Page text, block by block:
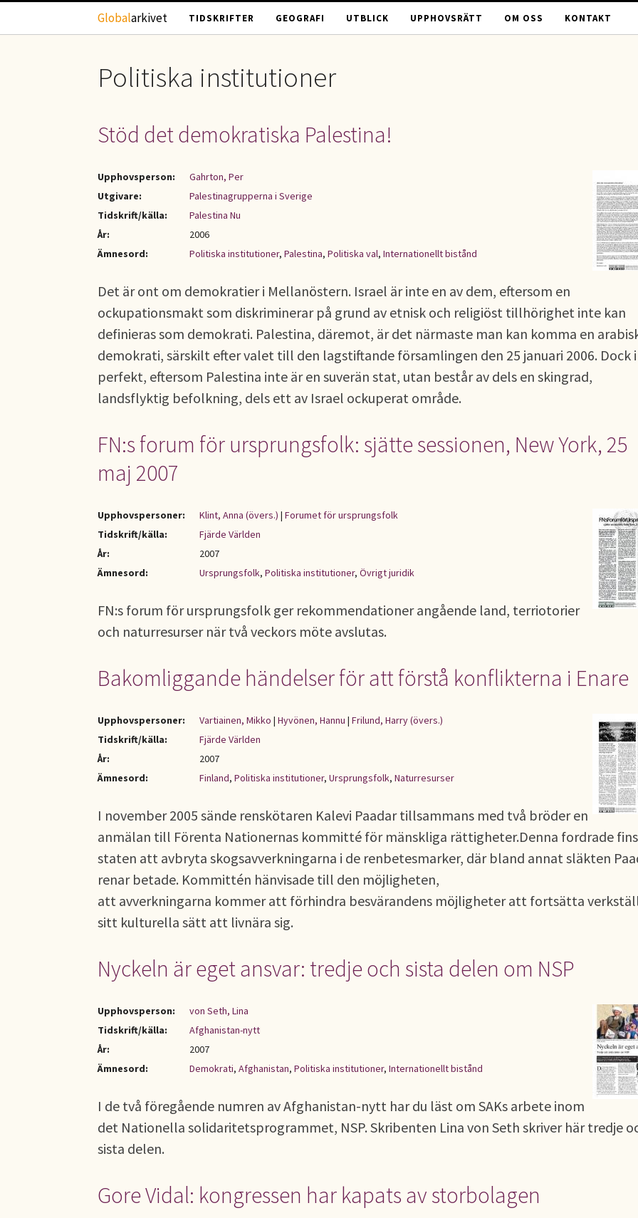
Hoppa till huvudinnehåll
Globalarkivet TIDSKRIFTER GEOGRAFI UTBLICK UPPHOVSRÄTT OM OSS KONTAKT
Politiska institutioner
Stöd det demokratiska Palestina!
Upphovsperson:
Gahrton, Per
Utgivare:
Palestinagrupperna i Sverige
Tidskrift/källa:
Palestina Nu
År:
2006
Ämnesord:
Politiska institutioner, Palestina, Politiska val, Internationellt bistånd
Det är ont om demokratier i Mellanöstern. Israel är inte en av dem, eftersom en
ockupationsmakt som diskriminerar på grund av etnisk och religiöst tillhörighet inte kan
definieras som demokrati. Palestina, däremot, är det närmaste man kan komma en
demokrati, särskilt efter valet till den lagstiftande församlingen den 25 januari 2006. Dock
perfekt, eftersom Palestina inte är en suverän stat, utan består av dels en skingrad,
landsflyktig befolkning, dels ett av Israel ockuperat område.
FN:s forum för ursprungsfolk: sjätte sessionen, New York, 25
maj 2007
Upphovspersoner: Klint, Anna (övers.) | Forumet för ursprungsfolk
Tidskrift/källa:
Fjärde Världen
År:
2007
Ämnesord:
Ursprungsfolk, Politiska institutioner, Övrigt juridik
FN:s forum för ursprungsfolk ger rekommendationer angående land, terriotorier
och naturresurser när två veckors möte avslutas.
Bakomliggande händelser för att förstå konflikterna i Enare
Upphovspersoner: Vartiainen, Mikko | Hyvönen, Hannu | Frilund, Harry (övers.)
Tidskrift/källa:
Fjärde Världen
År:
2007
Ämnesord:
Finland, Politiska institutioner, Ursprungsfolk, Naturresurser
I november 2005 sände renskötaren Kalevi Paadar tillsammans med två bröder en
anmälan till Förenta Nationernas kommitté för mänskliga rättigheter.Denna fordrade
staten att avbryta skogsavverkningarna i de renbetesmarker, där bland annat släkten
renar betade. Kommittén hänvisade till den möjligheten,
att avverkningarna kommer att förhindra besvärandens möjligheter att fortsätta
sitt kulturella sätt att livnära sig.
Nyckeln är eget ansvar: tredje och sista delen om NSP
Upphovsperson:
von Seth, Lina
Tidskrift/källa:
Afghanistan-nytt
År:
2007
Ämnesord:
Demokrati, Afghanistan, Politiska institutioner, Internationellt bistånd
I de två föregående numren av Afghanistan-nytt har du läst om SAKs arbete inom
det Nationella solidaritetsprogrammet, NSP. Skribenten Lina von Seth skriver här tredje
sista delen.
Gore Vidal: kongressen har kapats av storbolagen